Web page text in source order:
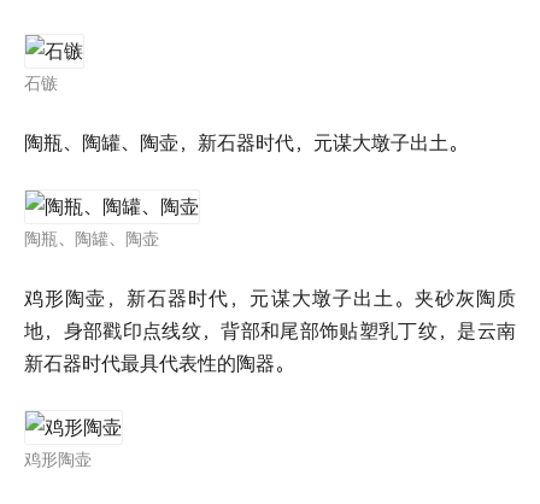
石镞
陶瓶、陶罐、陶壶，新石器时代，元谋大墩子出土。
陶瓶、陶罐、陶壶
鸡形陶壶，新石器时代，元谋大墩子出土。夹砂灰陶质
地，身部戳印点线纹，背部和尾部饰贴塑乳丁纹，是云南
新石器时代最具代表性的陶器。
鸡形陶壶